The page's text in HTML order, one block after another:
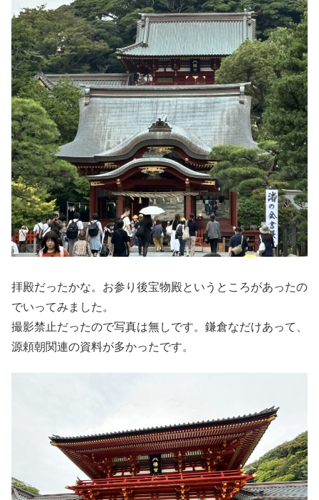
拝殿だったかな。お参り後宝物殿というところがあったの
でいってみました。
撮影禁止だったので写真は無しです。鎌倉なだけあって、
源頼朝関連の資料が多かったです。